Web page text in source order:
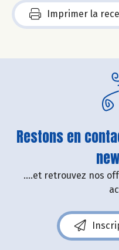
Imprimer la
Restons en
....et retrouvez nos